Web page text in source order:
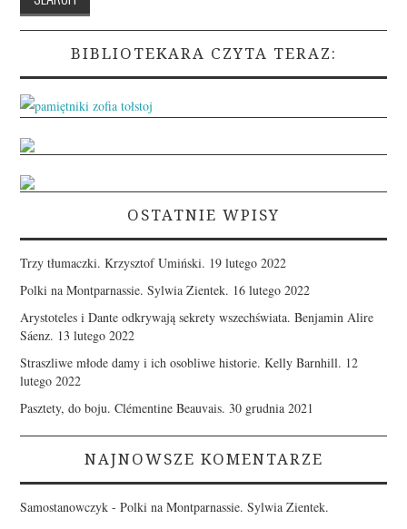
BIBLIOTEKARA CZYTA TERAZ:
OSTATNIE WPISY
Trzy tłumaczki. Krzysztof Umiński. 19 lutego 2022
Polki na Montparnassie. Sylwia Zientek. 16 lutego 2022
Arystoteles i Dante odkrywają sekrety wszechświata. Benjamin Alire
Sáenz. 13 lutego 2022
Straszliwe młode damy i ich osobliwe historie. Kelly Barnhill. 12
lutego 2022
Pasztety, do boju. Clémentine Beauvais. 30 grudnia 2021
NAJNOWSZE KOMENTARZE
Samostanowczyk -Polki na Montparnassie. Sylwia Zientek.